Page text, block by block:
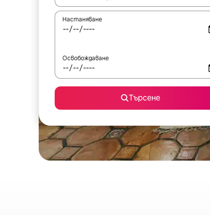
Настаняване
Освобождаване
Търсене